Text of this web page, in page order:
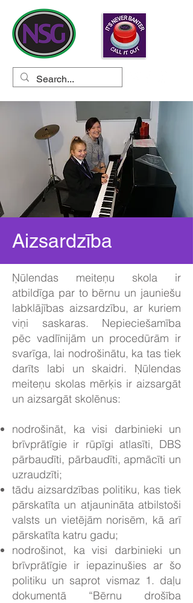
Aizsardzība
Ņūlendas meiteņu skola ir
atbildīga par to bērnu un jauniešu
labklājības aizsardzību, ar kuriem
viņi saskaras. Nepieciešamība
pēc vadlīnijām un procedūrām ir
svarīga, lai nodrošinātu, ka tas tiek
darīts labi un skaidri. Ņūlendas
meiteņu skolas mērķis ir aizsargāt
un aizsargāt skolēnus:
nodrošināt, ka visi darbinieki un
brīvprātīgie ir rūpīgi atlasīti, DBS
pārbaudīti, pārbaudīti, apmācīti un
uzraudzīti;
tādu aizsardzības politiku, kas tiek
pārskatīta un atjaunināta atbilstoši
valsts un vietējām norisēm, kā arī
pārskatīta katru gadu;
nodrošinot, ka visi darbinieki un
brīvprātīgie ir iepazinušies ar šo
politiku un saprot vismaz 1. daļu
dokumentā “Bērnu drošība